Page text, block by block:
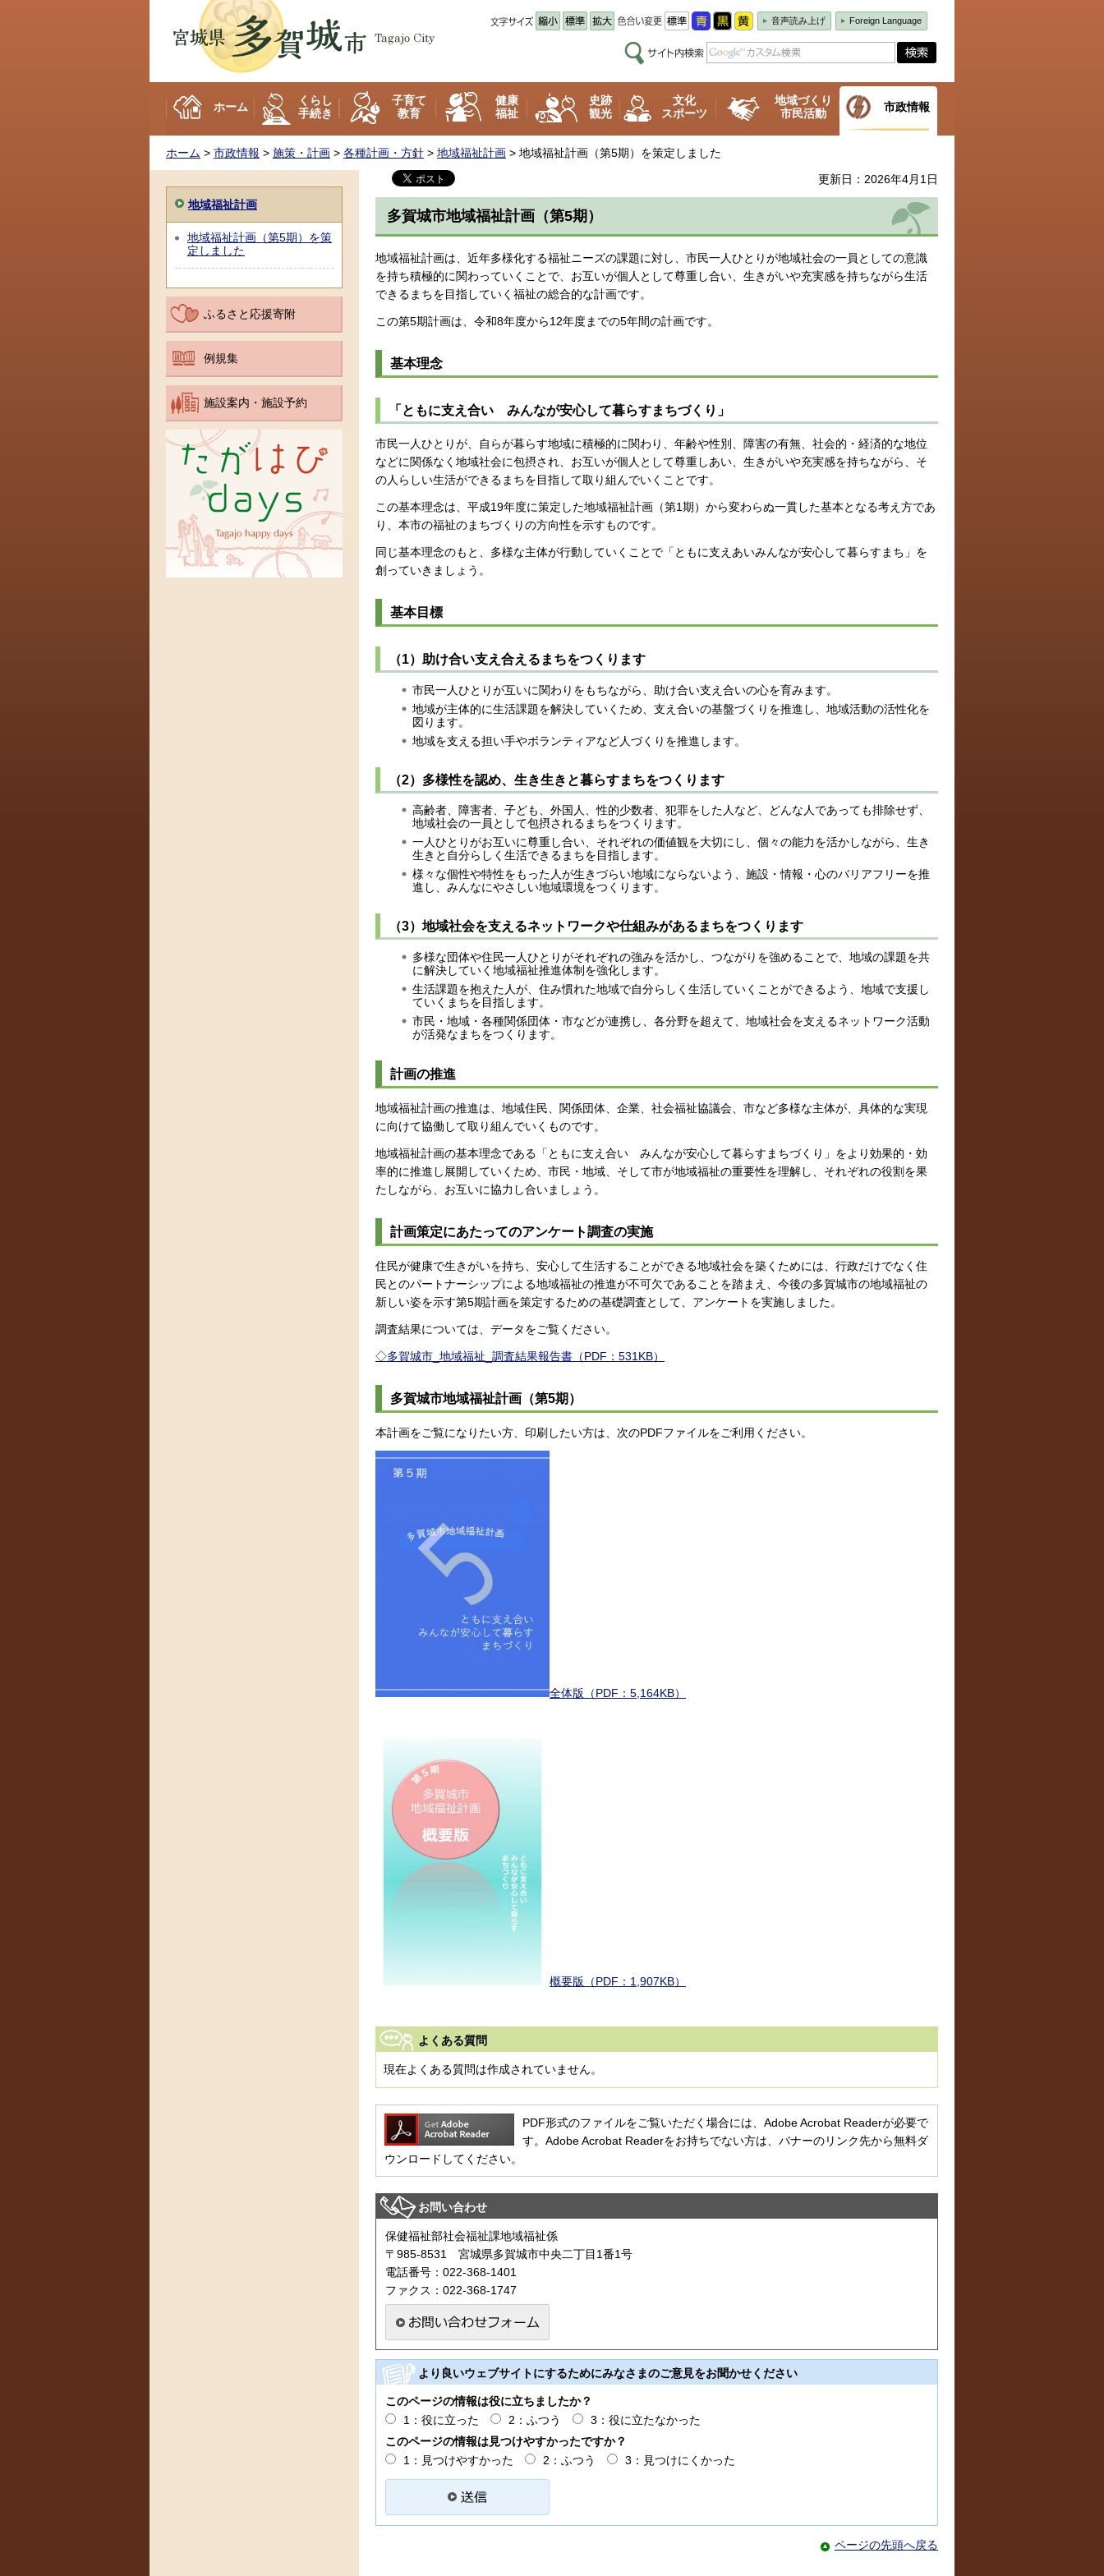
多賀城市
音声読み上げ Foreign Language
ホーム
くらし
手続き
子育て
教育
健康
福祉
史跡
観光
文化
スポーツ
地域づくり
市民活動
市政情報
ホーム > 市政情報 > 施策・計画 > 各種計画・方針 > 地域福祉計画 > 地域福祉計画（第5期）を策定しました
地域福祉計画
地域福祉計画（第5期）を策
定しました
ふるさと応援寄附
例規集
施設案内・施設予約
更新日：2026年4月1日
多賀城市地域福祉計画（第5期）
地域福祉計画は、近年多様化する福祉ニーズの課題に対し、市民一人ひとりが地域社会の一員としての意識
を持ち積極的に関わっていくことで、お互いが個人として尊重し合い、生きがいや充実感を持ちながら生活
できるまちを目指していく福祉の総合的な計画です。
この第5期計画は、令和8年度から12年度までの5年間の計画です。
基本理念
「ともに支え合い みんなが安心して暮らすまちづくり」
市民一人ひとりが、自らが暮らす地域に積極的に関わり、年齢や性別、障害の有無、社会的・経済的な地位
などに関係なく地域社会に包摂され、お互いが個人として尊重しあい、生きがいや充実感を持ちながら、そ
の人らしい生活ができるまちを目指して取り組んでいくことです。
この基本理念は、平成19年度に策定した地域福祉計画（第1期）から変わらぬ一貫した基本となる考え方であ
り、本市の福祉のまちづくりの方向性を示すものです。
同じ基本理念のもと、多様な主体が行動していくことで「ともに支えあいみんなが安心して暮らすまち」を
創っていきましょう。
基本目標
（1）助け合い支え合えるまちをつくります
市民一人ひとりが互いに関わりをもちながら、助け合い支え合いの心を育みます。
地域が主体的に生活課題を解決していくため、支え合いの基盤づくりを推進し、地域活動の活性化を
図ります。
地域を支える担い手やボランティアなど人づくりを推進します。
（2）多様性を認め、生き生きと暮らすまちをつくります
高齢者、障害者、子ども、外国人、性的少数者、犯罪をした人など、どんな人であっても排除せず、
地域社会の一員として包摂されるまちをつくります。
一人ひとりがお互いに尊重し合い、それぞれの価値観を大切にし、個々の能力を活かしながら、生き
生きと自分らしく生活できるまちを目指します。
様々な個性や特性をもった人が生きづらい地域にならないよう、施設・情報・心のバリアフリーを推
進し、みんなにやさしい地域環境をつくります。
（3）地域社会を支えるネットワークや仕組みがあるまちをつくります
多様な団体や住民一人ひとりがそれぞれの強みを活かし、つながりを強めることで、地域の課題を共
に解決していく地域福祉推進体制を強化します。
生活課題を抱えた人が、住み慣れた地域で自分らしく生活していくことができるよう、地域で支援し
ていくまちを目指します。
市民・地域・各種関係団体・市などが連携し、各分野を超えて、地域社会を支えるネットワーク活動
が活発なまちをつくります。
計画の推進
地域福祉計画の推進は、地域住民、関係団体、企業、社会福祉協議会、市など多様な主体が、具体的な実現
に向けて協働して取り組んでいくものです。
地域福祉計画の基本理念である「ともに支え合い みんなが安心して暮らすまちづくり」をより効果的・効
率的に推進し展開していくため、市民・地域、そして市が地域福祉の重要性を理解し、それぞれの役割を果
たしながら、お互いに協力し合いましょう。
計画策定にあたってのアンケート調査の実施
住民が健康で生きがいを持ち、安心して生活することができる地域社会を築くためには、行政だけでなく住
民とのパートナーシップによる地域福祉の推進が不可欠であることを踏まえ、今後の多賀城市の地域福祉の
新しい姿を示す第5期計画を策定するための基礎調査として、アンケートを実施しました。
調査結果については、データをご覧ください。
◇多賀城市_地域福祉_調査結果報告書（PDF：531KB）
多賀城市地域福祉計画（第5期）
本計画をご覧になりたい方、印刷したい方は、次のPDFファイルをご利用ください。
全体版（PDF：5,164KB）
概要版（PDF：1,907KB）
よくある質問
現在よくある質問は作成されていません。
PDF形式のファイルをご覧いただく場合には、Adobe Acrobat Readerが必要で
す。Adobe Acrobat Readerをお持ちでない方は、バナーのリンク先から無料ダ
ウンロードしてください。
お問い合わせ
保健福祉部社会福祉課地域福祉係
〒985-8531 宮城県多賀城市中央二丁目1番1号
電話番号：022-368-1401
ファクス：022-368-1747
より良いウェブサイトにするためにみなさまのご意見をお聞かせください
このページの情報は役に立ちましたか？
1：役に立った
2：ふつう
3：役に立たなかった
このページの情報は見つけやすかったですか？
1：見つけやすかった
2：ふつう 3：見つけにくかった
ページの先頭へ戻る